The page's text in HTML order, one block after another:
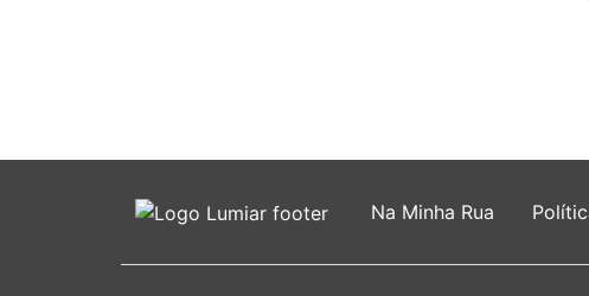
Na Minha Rua